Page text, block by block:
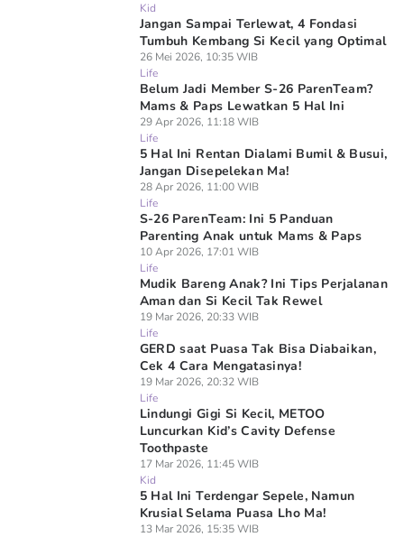
Kid
Jangan Sampai Terlewat, 4 Fondasi
Tumbuh Kembang Si Kecil yang Optimal
26 Mei 2026, 10:35 WIB
Life
Belum Jadi Member S-26 ParenTeam?
Mams & Paps Lewatkan 5 Hal Ini
29 Apr 2026, 11:18 WIB
Life
5 Hal Ini Rentan Dialami Bumil & Busui,
Jangan Disepelekan Ma!
28 Apr 2026, 11:00 WIB
Life
S-26 ParenTeam: Ini 5 Panduan
Parenting Anak untuk Mams & Paps
10 Apr 2026, 17:01 WIB
Life
Mudik Bareng Anak? Ini Tips Perjalanan
Aman dan Si Kecil Tak Rewel
19 Mar 2026, 20:33 WIB
Life
GERD saat Puasa Tak Bisa Diabaikan,
Cek 4 Cara Mengatasinya!
19 Mar 2026, 20:32 WIB
Life
Lindungi Gigi Si Kecil, METOO
Luncurkan Kid’s Cavity Defense
Toothpaste
17 Mar 2026, 11:45 WIB
Kid
5 Hal Ini Terdengar Sepele, Namun
Krusial Selama Puasa Lho Ma!
13 Mar 2026, 15:35 WIB